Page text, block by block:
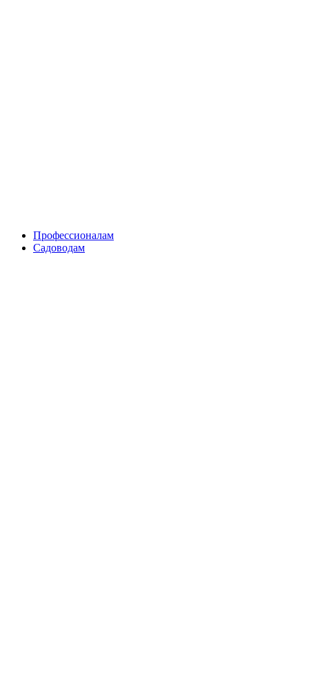
Профессионалам
Садоводам